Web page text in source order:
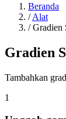
Beranda
/ Alat
/ Gradien
Gradien
Tambahkan
1